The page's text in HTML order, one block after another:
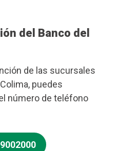
del Banco del
de las sucursales
puedes
número de teléfono